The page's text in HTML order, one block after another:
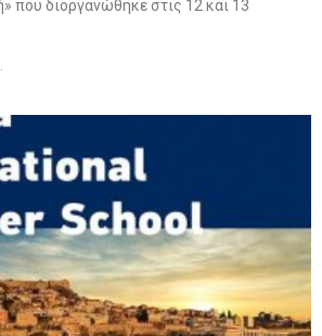
που διοργανώθηκε στις 12 και 13